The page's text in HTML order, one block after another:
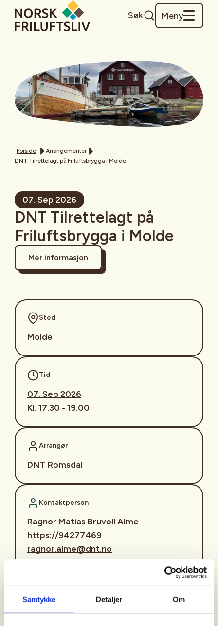
Samtykke Detaljer Om
Søk Meny
Forside
Arrangementer
DNT Tilrettelagt på Friluftsbrygga i Molde
07. Sep 2026
DNT Tilrettelagt på
Friluftsbrygga i Molde
Mer informasjon
Sted
Molde
Tid
07. Sep 2026
Kl. 17.30 - 19.00
Arrangør
DNT Romsdal
Kontaktperson
Ragnor Matias Bruvoll Alme
https://94277469
ragnor.alme@dnt.no
Velkommen til friluftskveld på DNT Friluftsbrygga
Det blir svelesteking, fiske fra land, muligheter til